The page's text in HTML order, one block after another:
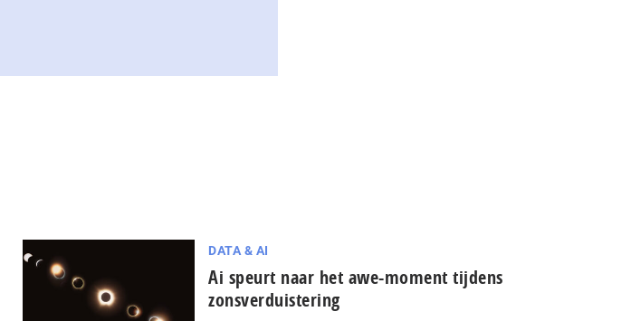
DATA & AI
Ai speurt naar het awe-moment tijdens
zonsverduistering